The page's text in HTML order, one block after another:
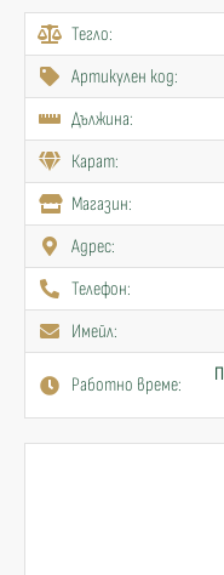
Тегло:
Артикулен код:
Дължина:
Карат:
Mагазин:
Адрес:
Телефон:
Имейл:
Работно време: